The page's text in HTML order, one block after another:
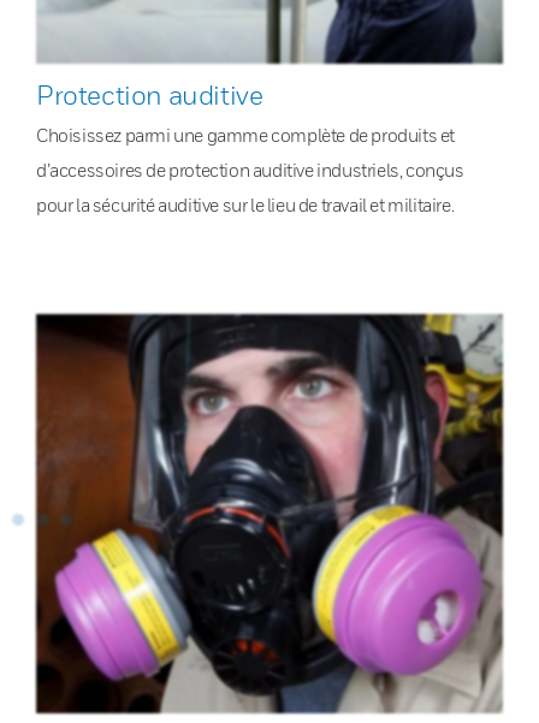
Protection auditive
Choisissez parmi une gamme complète de produits et
d’accessoires de protection auditive industriels, conçus
pour la sécurité auditive sur le lieu de travail et militaire.